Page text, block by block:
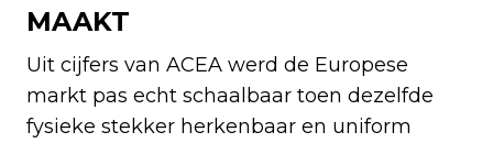
MAAKT
Uit cijfers van ACEA werd de Europese
markt pas echt schaalbaar toen dezelfde
fysieke stekker herkenbaar en uniform